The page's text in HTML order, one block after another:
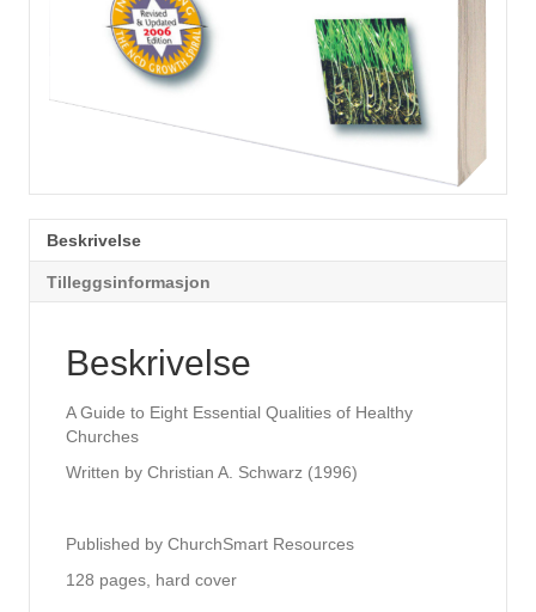
Beskrivelse
Tilleggsinformasjon
Beskrivelse
A Guide to Eight Essential Qualities of Healthy
Churches
Written by Christian A. Schwarz (1996)
Published by ChurchSmart Resources
128 pages, hard cover